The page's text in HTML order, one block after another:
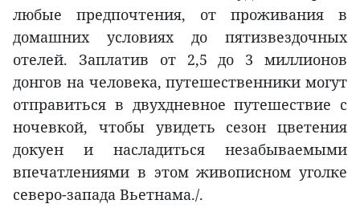
любые предпочтения, от проживания в
домашних условиях до пятизвездочных
отелей. Заплатив от 2,5 до 3 миллионов
донгов на человека, путешественники могут
отправиться в двухдневное путешествие с
ночевкой, чтобы увидеть сезон цветения
докуен и насладиться незабываемыми
впечатлениями в этом живописном уголке
северо-запада Вьетнама./.